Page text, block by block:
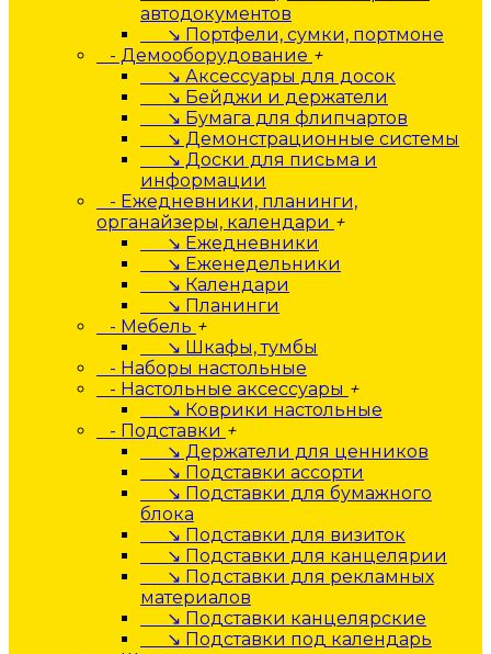
автодокументов
↘ Портфели, сумки, портмоне
- Демооборудование +
↘ Аксессуары для досок
↘ Бейджи и держатели
↘ Бумага для флипчартов
↘ Демонстрационные системы
↘ Доски для письма и
информации
- Ежедневники, планинги,
органайзеры, календари +
↘ Ежедневники
↘ Еженедельники
↘ Календари
↘ Планинги
- Мебель +
↘ Шкафы, тумбы
- Наборы настольные
- Настольные аксессуары +
↘ Коврики настольные
- Подставки +
↘ Держатели для ценников
↘ Подставки ассорти
↘ Подставки для бумажного
блока
↘ Подставки для визиток
↘ Подставки для канцелярии
↘ Подставки для рекламных
материалов
↘ Подставки канцелярские
↘ Подставки под календарь